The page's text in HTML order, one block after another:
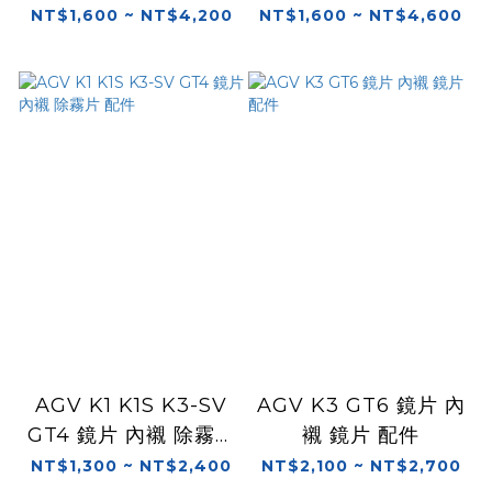
片 配件 RACE3
NT$1,600 ~ NT$4,200 NT$1,600 ~ NT$4,600
AGV K1 K1S K3-SV
GT4 鏡片 內襯 除霧片
配件
NT$1,300 ~ NT$2,400
AGV K3 GT6 鏡片 內
襯 鏡片 配件
NT$2,100 ~ NT$2,700